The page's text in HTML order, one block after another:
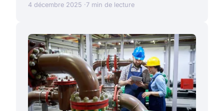
4 décembre 2025 7 min de lecture